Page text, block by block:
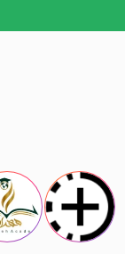
Skip to content